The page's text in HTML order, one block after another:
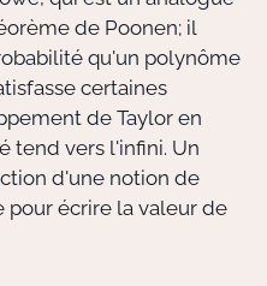
de Poonen; il
qu'un polynôme
certaines
de Taylor en
tend vers l'infini. Un
d'une notion de
écrire la valeur de